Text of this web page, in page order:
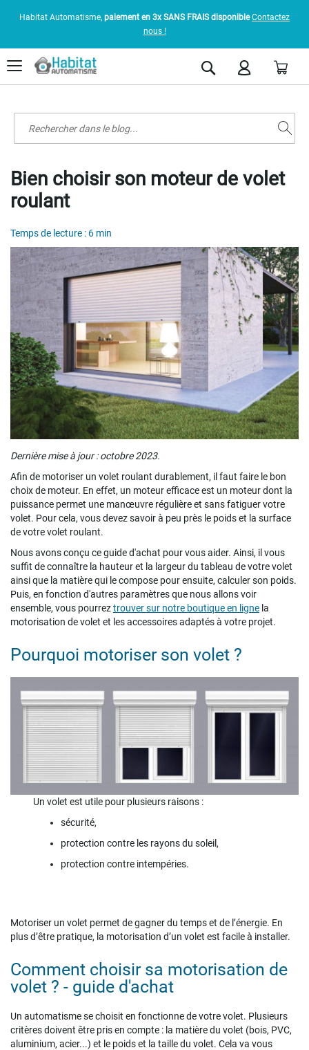
Habitat Automatisme, paiement en 3x SANS FRAIS disponible Contactez
nous !
Rechercher
Bien choisir son moteur de volet
roulant
Temps de lecture : 6 min
Dernière mise à jour : octobre 2023.
Afin de motoriser un volet roulant durablement, il faut faire le bon
choix de moteur. En effet, un moteur efficace est un moteur dont la
puissance permet une manœuvre régulière et sans fatiguer votre
volet. Pour cela, vous devez savoir à peu près le poids et la surface
de votre volet roulant.
Nous avons conçu ce guide d'achat pour vous aider. Ainsi, il vous
suffit de connaître la hauteur et la largeur du tableau de votre volet
ainsi que la matière qui le compose pour ensuite, calculer son poids.
Puis, en fonction d'autres paramètres que nous allons voir
ensemble, vous pourreztrouver sur notre boutique en ligne la
motorisation de volet et les accessoires adaptés à votre projet.
Pourquoi motoriser son volet ?
Un volet est utile pour plusieurs raisons :
sécurité,
protection contre les rayons du soleil,
protection contre intempéries.
Motoriser un volet permet de gagner du temps et de l’énergie. En
plus d’être pratique, la motorisation d’un volet est facile à installer.
Comment choisir sa motorisation de
volet ? - guide d'achat
Un automatisme se choisit en fonctionne de votre volet. Plusieurs
critères doivent être pris en compte : la matière du volet (bois, PVC,
aluminium, acier...) et le poids et la taille du volet. Cela va vous